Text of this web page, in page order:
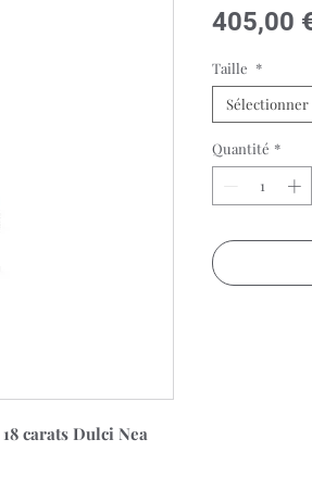
carats Dulci Nea
405,00
Taille *
Sélectionner
Quantité *